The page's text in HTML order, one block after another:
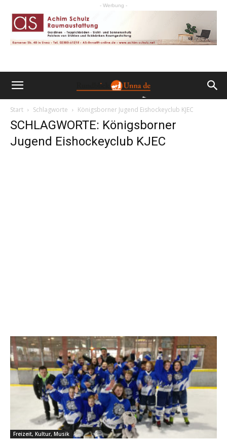
- Werbung -
Start Schlagworte Königsborner Jugend Eishockeyclub KJEC
SCHLAGWORTE: Königsborner
Jugend Eishockeyclub KJEC
Freizeit, Kultur, Musik